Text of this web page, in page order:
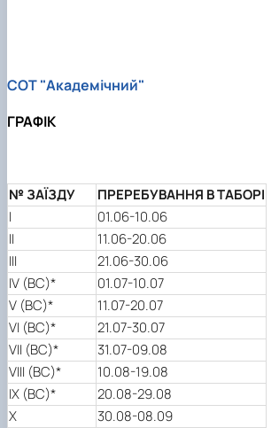
СОТ "Академічний"
ГРАФІК
№ ЗАЇЗДУ
ПРЕРЕБУВАННЯ В ТАБОРІ
І
01.06-10.06
ІІ
11.06-20.06
ІІІ
21.06-30.06
IV (ВС)*
01.07-10.07
V (ВС)*
11.07-20.07
VI (ВС)*
21.07-30.07
VII (ВС)*
31.07-09.08
VIII (ВС)*
10.08-19.08
IX (ВС)*
20.08-29.08
X
30.08-08.09